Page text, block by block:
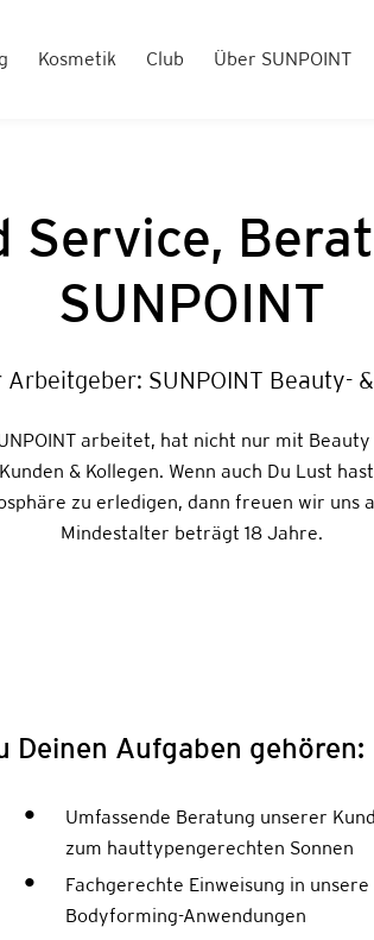
Kosmetik Club Über SUNPOINT
SUNPOINT
SUNPOINT Beauty-
arbeitet, hat nicht nur mit Beauty
& Kollegen. Wenn auch Du Lust
zu erledigen, dann freuen wir uns
Mindestalter beträgt 18 Jahre.
Deinen Aufgaben gehören:
Umfassende Beratung unserer
zum hauttypengerechten Sonnen
Fachgerechte Einweisung in unsere
Bodyforming-Anwendungen